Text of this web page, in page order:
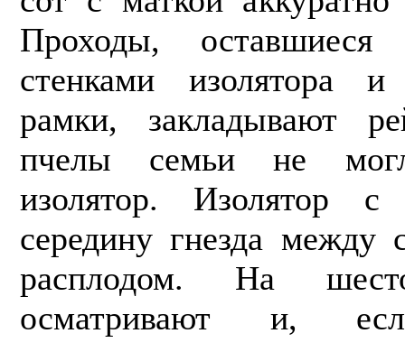
Проходы,
стенками изолятора
рамки, закладывают
пчелы семьи не
изолятор. Изолятор
середину гнезда между
расплодом. На
осматривают и,